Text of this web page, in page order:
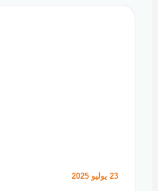
23 يوليو 2025